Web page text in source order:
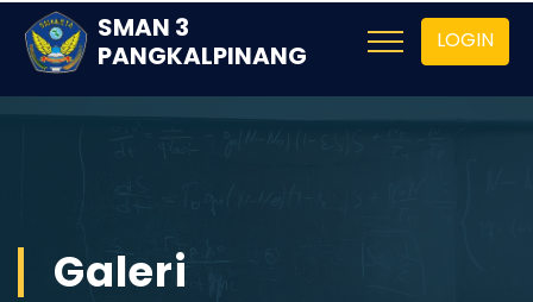
SMAN 3
PANGKALPINANG
LOGIN
Galeri